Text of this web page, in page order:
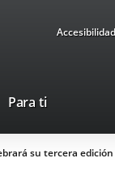
Accesibilidad
Para ti
su tercera